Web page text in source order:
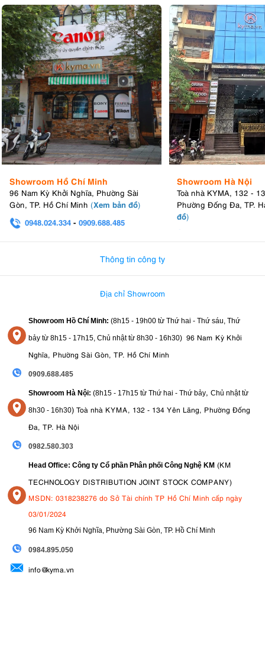
Showroom Hồ Chí Minh
96 Nam Kỳ Khởi Nghĩa, Phường Sài
Gòn, TP. Hồ Chí Minh (Xem bản đồ)
0948.024.334 - 0909.688.485
Showroom Hà Nội
Toà nhà KYMA, 132 -
Phường Đống Đa, TP.
đồ)
Thông tin công ty
Địa chỉ Showroom
Showroom Hồ Chí Minh: (8h15 - 19h00 từ Thứ hai - Thứ sáu, Thứ
bảy từ 8h15 - 17h15, Chủ nhật từ 8h30 - 16h30) 96 Nam Kỳ Khởi
Nghĩa, Phường Sài Gòn, TP. Hồ Chí Minh
0909.688.485
Showroom Hà Nội: (8h15 - 17h15 từ Thứ hai - Thứ bảy, Chủ nhật từ
8h30 - 16h30) Toà nhà KYMA, 132 - 134 Yên Lãng, Phường Đống
Đa, TP. Hà Nội
0982.580.303
Head Office: Công ty Cổ phần Phân phối Công Nghệ KM (KM
TECHNOLOGY DISTRIBUTION JOINT STOCK COMPANY)
MSDN: 0318238276 do Sở Tài chính TP Hồ Chí Minh cấp ngày
03/01/2024
96 Nam Kỳ Khởi Nghĩa, Phường Sài Gòn, TP. Hồ Chí Minh
0984.895.050
info@kyma.vn